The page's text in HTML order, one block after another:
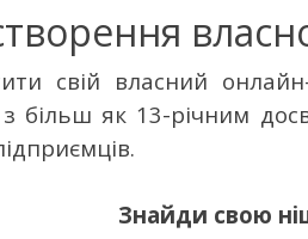
свій власний
з більш як 13-річним
Знайди свою